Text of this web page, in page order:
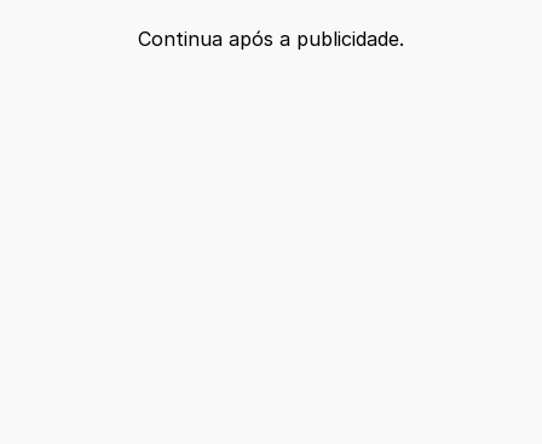
Continua após a publicidade.